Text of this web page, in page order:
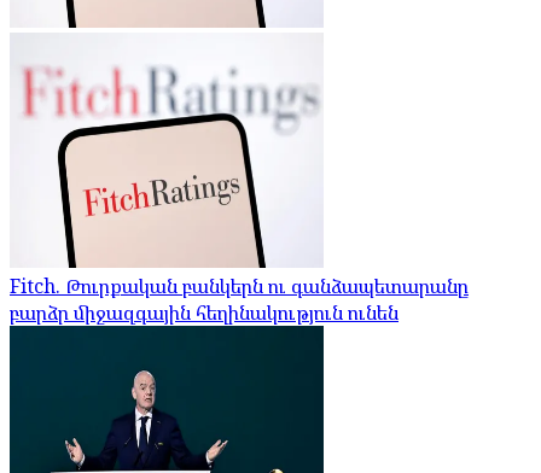
Fitch. Թուրքական բանկերն ու գանձապետարանը
բարձր միջազգային հեղինակություն ունեն